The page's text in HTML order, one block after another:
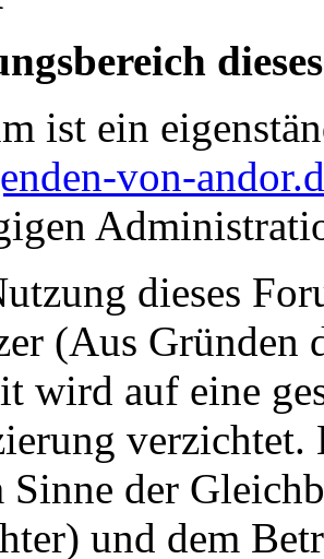
ist ein
von-
dieses
(Aus Gründen
wird auf eine
verzichtet.
Sinne der
und dem